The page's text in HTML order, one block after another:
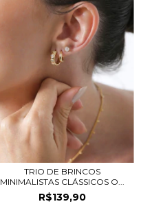
TRIO DE BRINCOS
MINIMALISTAS CLÁSSICOS O...
R$139,90